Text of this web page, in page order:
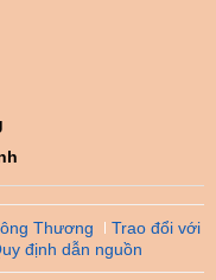
Thương
Trao đổi với
định dẫn nguồn